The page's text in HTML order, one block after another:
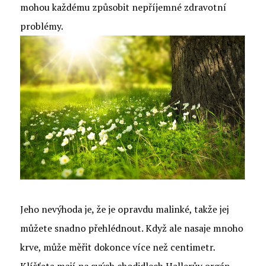
mohou každému způsobit nepříjemné zdravotní
problémy.
Jeho nevýhoda je, že je opravdu malinké, takže jej
můžete snadno přehlédnout. Když ale nasaje mnoho
krve, může měřit dokonce více než centimetr.